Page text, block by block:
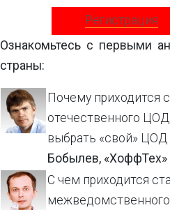
Регистрация
Ознакомьтесь с первыми
страны:
Почему приходится
отечественного
выбрать «свой»
Бобылев, «ХоффТех»
С чем приходится
межведомственного